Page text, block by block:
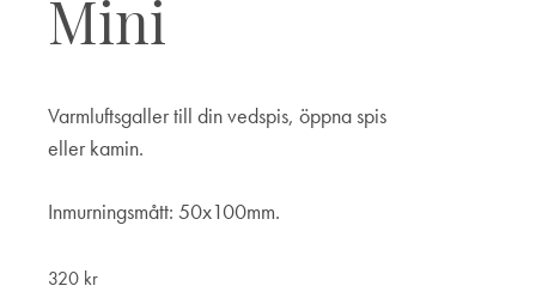
Mini
Varmluftsgaller till din vedspis, öppna spis
eller kamin.
Inmurningsmått: 50x100mm.
320 kr